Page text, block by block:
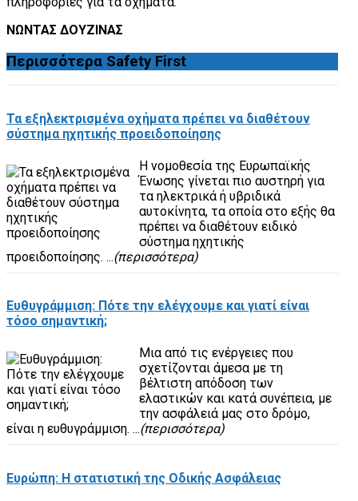
ΝΩΝΤΑΣ ΔΟΥΖΙΝΑΣ
Περισσότερα Safety First
Τα εξηλεκτρισμένα οχήματα πρέπει να διαθέτουν
σύστημα ηχητικής προειδοποίησης
Η νομοθεσία της Ευρωπαϊκής
Ένωσης γίνεται πιο αυστηρή για
τα ηλεκτρικά ή υβριδικά
αυτοκίνητα, τα οποία στο εξής θα
πρέπει να διαθέτουν ειδικό
σύστημα ηχητικής
προειδοποίησης. ...(περισσότερα)
Ευθυγράμμιση: Πότε την ελέγχουμε και γιατί είναι
τόσο σημαντική;
Μια από τις ενέργειες που
σχετίζονται άμεσα με τη
βέλτιστη απόδοση των
ελαστικών και κατά συνέπεια, με
την ασφάλειά μας στο δρόμο,
είναι η ευθυγράμμιση. ...(περισσότερα)
Ευρώπη: Η στατιστική της Οδικής Ασφάλειας